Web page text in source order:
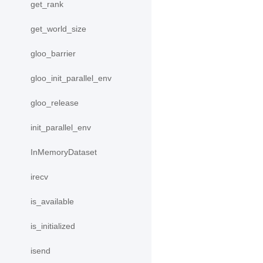
get_rank
get_world_size
gloo_barrier
gloo_init_parallel_env
gloo_release
init_parallel_env
InMemoryDataset
irecv
is_available
is_initialized
isend